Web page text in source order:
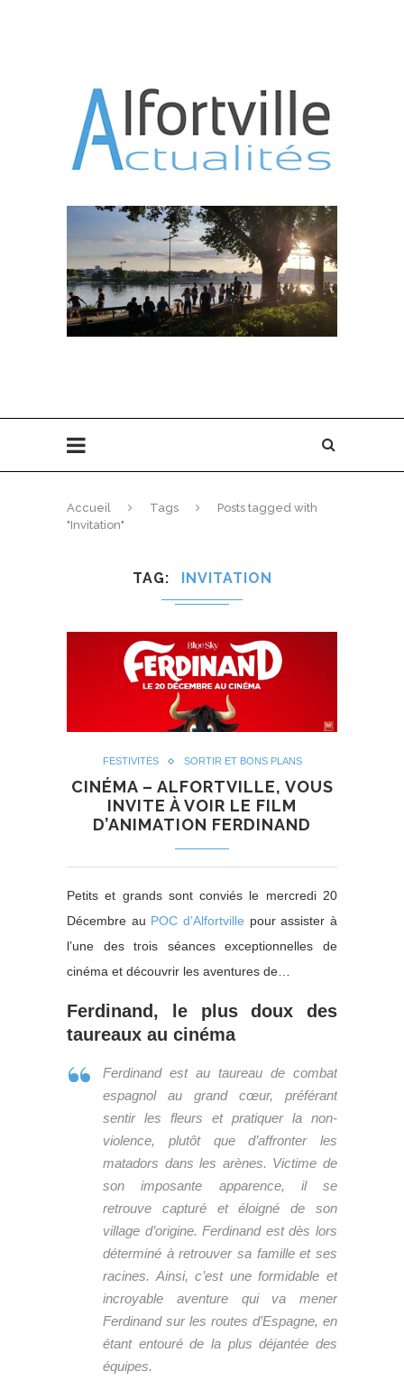
Accueil Tags
Posts tagged with
"Invitation"
TAG INVITATION
FESTIVITÉS SORTIR ET BONS PLANS
CINÉMA – ALFORTVILLE, VOUS
INVITE À VOIR LE FILM
D’ANIMATION FERDINAND
Petits et grands sont conviés le mercredi 20
Décembre au POC d’Alfortville pour assister à
l’une des trois séances exceptionnelles de
cinéma et découvrir les aventures de…
Ferdinand, le plus doux des
taureaux au cinéma
Ferdinand est au taureau de combat
espagnol au grand cœur, préférant
sentir les fleurs et pratiquer la non-
violence, plutôt que d’affronter les
matadors dans les arènes. Victime de
son imposante apparence, il se
retrouve capturé et éloigné de son
village d’origine. Ferdinand est dès lors
déterminé à retrouver sa famille et ses
racines. Ainsi, c’est une formidable et
incroyable aventure qui va mener
Ferdinand sur les routes d’Espagne, en
étant entouré de la plus déjantée des
équipes.